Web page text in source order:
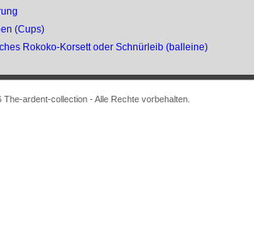
(Cups)
Rokoko-Korsett oder Schnürleib (balleine)
ardent-collection - Alle Rechte vorbehalten.